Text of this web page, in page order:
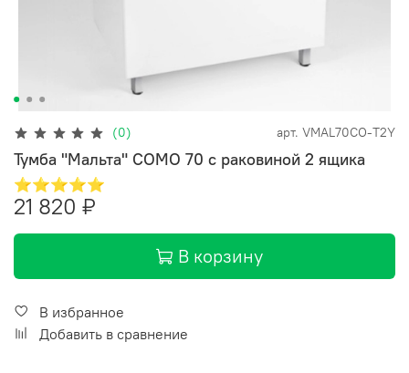
(0) арт. VMAL70CO-T2Y
Тумба "Мальта" COMO 70 с раковиной 2 ящика
⭐⭐⭐⭐⭐
21 820 ₽
В корзину
В избранное
Добавить в сравнение